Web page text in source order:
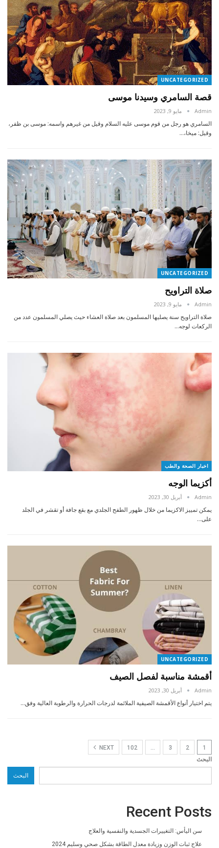
UNCATEGORIZED
قصة السامري وسيدنا موسى
Admin مايو 9, 2023
السامري هو رجل من قوم موسى عليه السلام وقيل من غيرهم واسمه: موسى بن ظفر،
وقيل: ميخا،…
UNCATEGORIZED
صلاة التراويح
Admin مايو 9, 2023
صلاة التراويح سنة يصليها المسلمون بعد صلاة العشاء حيث يصلي المسلمون عدد من
الركعات لوجه…
اخبار الصحة والطب
أكزيما الوجه
Admin أبريل 30, 2023
يمكن تمييز الاكزيما من خلال ظهور الطفح الجلدي مع بقع جافة أو تقشر في الجلد
على…
UNCATEGORIZED
أقمشة مناسبة لفصل الصيف
Admin أبريل 30, 2023
يتم اختيار أنواع الأقمشة الصيفية الملائمة لدرجات الحرارة والرطوبة العالية وفق…
1
2
3
102
NEXT
البحث
البحث
Recent Posts
سن اليأس: التغييرات الجسدية والنفسية والعلاج
علاج ثبات الوزن وزيادة معدل الطاقة بشكل صحي وسليم 2024